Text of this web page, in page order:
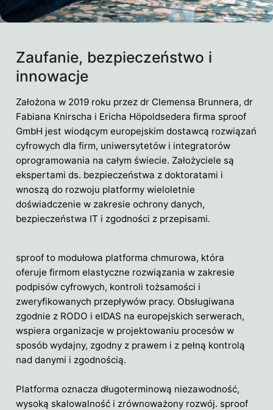
Zaufanie, bezpieczeństwo i
innowacje
Założona w 2019 roku przez dr Clemensa Brunnera, dr
Fabiana Knirscha i Ericha Höpoldsedera firma sproof
GmbH jest wiodącym europejskim dostawcą rozwiązań
cyfrowych dla firm, uniwersytetów i integratorów
oprogramowania na całym świecie. Założyciele są
ekspertami ds. bezpieczeństwa z doktoratami i
wnoszą do rozwoju platformy wieloletnie
doświadczenie w zakresie ochrony danych,
bezpieczeństwa IT i zgodności z przepisami.
sproof to modułowa platforma chmurowa, która
oferuje firmom elastyczne rozwiązania w zakresie
podpisów cyfrowych, kontroli tożsamości i
zweryfikowanych przepływów pracy. Obsługiwana
zgodnie z RODO i eIDAS na europejskich serwerach,
wspiera organizacje w projektowaniu procesów w
sposób wydajny, zgodny z prawem i z pełną kontrolą
nad danymi i zgodnością.
Platforma oznacza długoterminową niezawodność,
wysoką skalowalność i zrównoważony rozwój. sproof